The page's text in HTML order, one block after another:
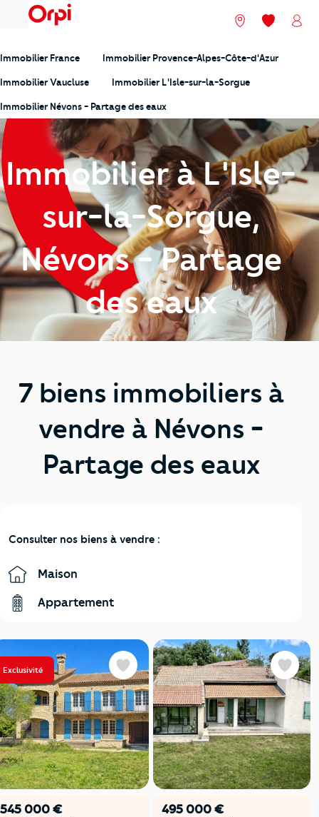
menu Nos agences
Mes
Immobilier France Immobilier Provence-Alpes-Côte-d'Azur
Immobilier Vaucluse Immobilier L'Isle-sur-la-Sorgue
Immobilier Névons - Partage des eaux
Immobilier à L'Isle-
sur-la-Sorgue,
Névons - Partage
des eaux
7 biens immobiliers à
vendre à Névons -
Partage des eaux
Consulter nos biens à vendre :
Maison
Appartement
Exclusivité
545 000 €
Favoris
495 000 €
Favoris